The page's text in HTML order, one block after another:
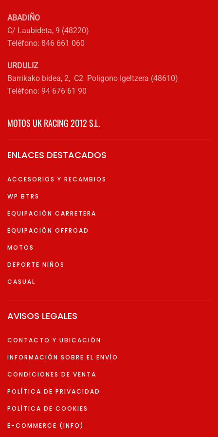
ABADIÑO
C/ Laubideta, 9 (48220)
Teléfono: 846 661 060
URDULIZ
Barrikako bidea, 2, C2 Poligono Igeltzera (48610)
Teléfono: 94 676 61 90
MOTOS UK RACING 2012 S.L.
ENLACES DESTACADOS
ACCESORIOS Y RECAMBIOS
WP BTRS
EQUIPACIÓN CARRETERA
EQUIPACIÓN OFFROAD
MOTOS
DEPORTE NIÑOS
CASUAL
AVISOS LEGALES
CONTACTO Y UBICACIÓN
INFORMACIÓN SOBRE EL ENVÍO
CONDICIONES DE VENTA
POLÍTICA DE PRIVACIDAD
POLÍTICA DE COOKIES
E-COMMERCE (INFO)